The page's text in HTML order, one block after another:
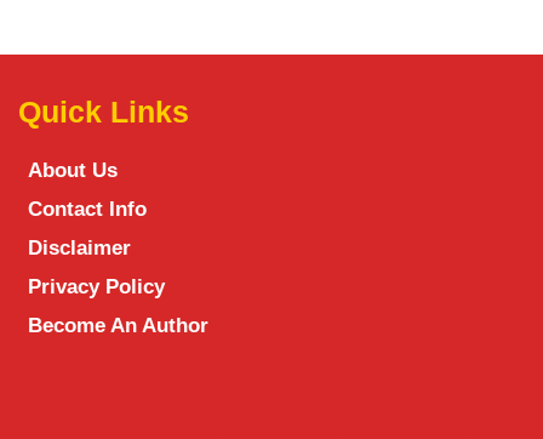
Quick Links
About Us
Contact Info
Disclaimer
Privacy Policy
Become An Author